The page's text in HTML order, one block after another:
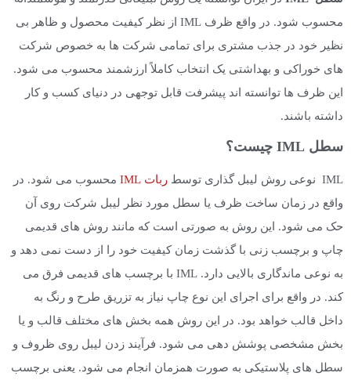
محسوب شود. در واقع ظرف IML از نظر کیفیت محصول و ظاهر بی
نظیر خود در جذب مشتری برای تمامی شرکت ها به خصوص شرکت
های خوراکی و بهداشتی یک انتخاب کاملاً ارزشمند محسوب می شود.
این ظرف ها توانسته اند پیشرفت قابل توجهی در دنیای کسب و کار
داشته باشند.
سطل IML چیست؟
IML نوعی روش لیبل گذاری توسط ربات IML
محسوب می شود. در
واقع در زمان ساخت ظرف یا سطل مورد نظر لیبل شرکت روی آن
حک می شود. این روش به صورتی است که مانند روش های قدیمی
چاپ و برچسب زنی با گذشت زمان کیفیت خود را از دست نمی دهد و
به نوعی ماندگاری بالایی دارد. IML با برچسب های قدیمی فرق می
کند. در واقع برای اجرای این نوع چاپ نیاز به تزریق طرح و رنگ به
داخل قالب خواهد بود. در این روش همه بخش های مختلف قالب و یا
بخش مشخصی پوشش دهی می شود. فرآیند زدن لیبل روی ظروف و
سطل های پلاستیکی به صورت همزمان انجام می شود. یعنی برچسب